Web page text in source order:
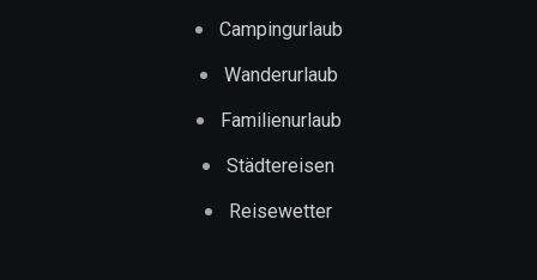
Campingurlaub
Wanderurlaub
Familienurlaub
Städtereisen
Reisewetter